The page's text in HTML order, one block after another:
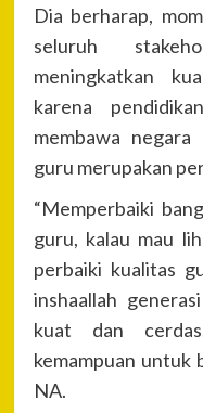
Dia berharap,
seluruh
meningkatkan
karena
membawa
guru merupakan
“Memperbaiki
guru, kalau mau
perbaiki kualitas
inshaallah
kuat dan
kemampuan untuk
NA.